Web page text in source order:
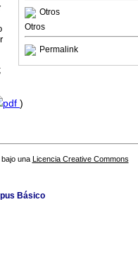
Otros
Otros
Permalink
pdf )
una Licencia Creative Commons
Básico